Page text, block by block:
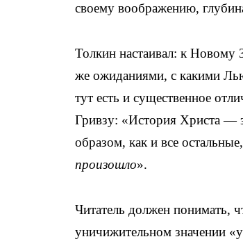
своему воображению,
Толкин настаивал: к Новому
же ожиданиями, с какими
тут есть и существенное
Гривзу: «История Христа —
образом, как и все
произошло».
Читатель должен понимать,
уничижительном значении